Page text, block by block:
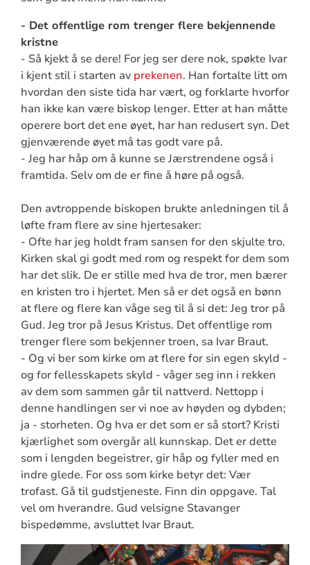
- Det offentlige rom trenger flere bekjennende
kristne
- Så kjekt å se dere! For jeg ser dere nok, spøkte Ivar
i kjent stil i starten av prekenen. Han fortalte litt om
hvordan den siste tida har vært, og forklarte hvorfor
han ikke kan være biskop lenger. Etter at han måtte
operere bort det ene øyet, har han redusert syn. Det
gjenværende øyet må tas godt vare på.
- Jeg har håp om å kunne se Jærstrendene også i
framtida. Selv om de er fine å høre på også.
Den avtroppende biskopen brukte anledningen til å
løfte fram flere av sine hjertesaker:
- Ofte har jeg holdt fram sansen for den skjulte tro.
Kirken skal gi godt med rom og respekt for dem som
har det slik. De er stille med hva de tror, men bærer
en kristen tro i hjertet. Men så er det også en bønn
at flere og flere kan våge seg til å si det: Jeg tror på
Gud. Jeg tror på Jesus Kristus. Det offentlige rom
trenger flere som bekjenner troen, sa Ivar Braut.
- Og vi ber som kirke om at flere for sin egen skyld -
og for fellesskapets skyld - våger seg inn i rekken
av dem som sammen går til nattverd. Nettopp i
denne handlingen ser vi noe av høyden og dybden;
ja - storheten. Og hva er det som er så stort? Kristi
kjærlighet som overgår all kunnskap. Det er dette
som i lengden begeistrer, gir håp og fyller med en
indre glede. For oss som kirke betyr det: Vær
trofast. Gå til gudstjeneste. Finn din oppgave. Tal
vel om hverandre. Gud velsigne Stavanger
bispedømme, avsluttet Ivar Braut.